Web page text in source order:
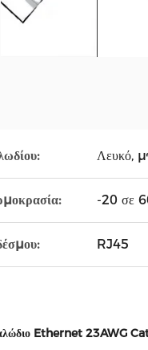
Λευκό,
-20 σε
RJ45
Ethernet 23AWG